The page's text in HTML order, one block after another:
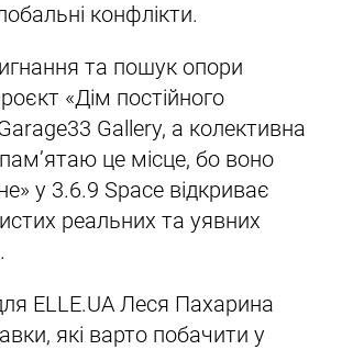
конфлікти.
та пошук опори
«Дім постійного
Gallery, а колективна
це місце, бо воно
у 3.6.9 Space відкриває
реальних та уявних
ELLE.UA Леся Пахарина
які варто побачити у